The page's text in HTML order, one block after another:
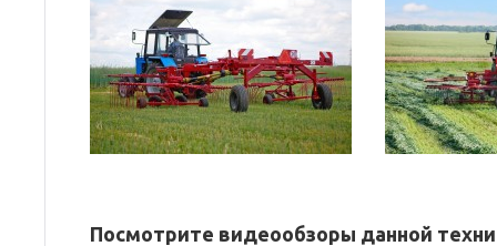
Посмотрите видеообзоры данной